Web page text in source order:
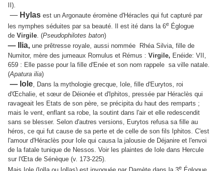
II).
— Hylas est un Argonaute éromène d'Héracles qui fut capturé par
les nymphes séduites par sa beauté. Il est ité dans la 6e Églogue
de Virgile. (Pseudophilotes baton)
— Ilia, une prêtresse royale, aussi nommée Rhéa Silvia, fille de
Numitor, mère des jumeaux Romulus et Rémus : Virgile, Enéide: VII,
659 : Elle passe pour la fille d'Enée et son nom rappele sa ville natale.
(Apatura ilia)
— Iole, Dans la mythologie grecque, Iole, fille d'Eurytos, roi
d'Œchalie, et sœur de Déionée et d'Iphitos, pressée par Héraclès qui
ravageait les Etats de son père, se précipita du haut des remparts ;
mais le vent, enflant sa robe, la soutint dans l'air et elle redescendit
sans se blesser. Selon d'autres versions, Eurytos refusa sa fille au
héros, ce qui fut cause de sa perte et de celle de son fils Iphitos. C'est
l'amour d'Héraclès pour Iole qui causa la jalousie de Déjanire et l'envoi
de la fatale tunique de Nessos. Voir les plaintes de Iole dans Hercule
sur l'Œta de Sénèque (v. 173-225).
e